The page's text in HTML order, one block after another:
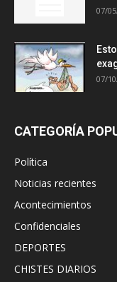
07/
07/
CATEGORÍA
Política
Noticias recientes
Acontecimientos
Confidenciales
DEPORTES
CHISTES DIARIOS